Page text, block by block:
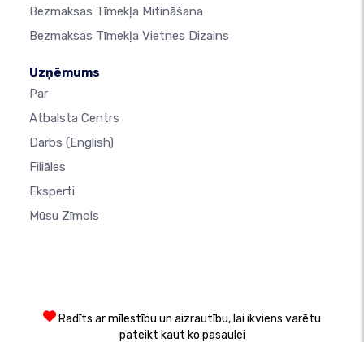
Bezmaksas Tīmekļa Mitināšana
Bezmaksas Tīmekļa Vietnes Dizains
Uzņēmums
Par
Atbalsta Centrs
Darbs (English)
Filiāles
Eksperti
Mūsu Zīmols
Radīts ar mīlestību un aizrautību, lai ikviens varētu
pateikt kaut ko pasaulei